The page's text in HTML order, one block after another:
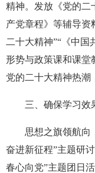
精神。发放《党的二
产党章程》等辅导资
二十大精神”“《中国
形势与政策课和课堂
党的二十大精神热潮
三、 确保学习效
思想之旗领航向
奋进新征程”主题研
春心向党”主题团日